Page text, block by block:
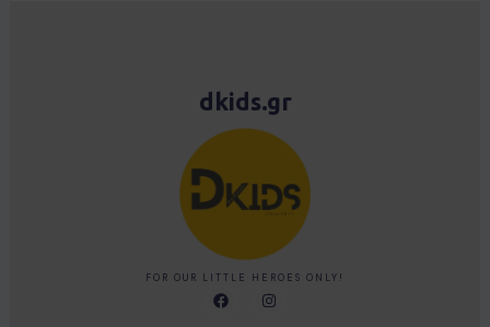
dkids.gr
FOR OUR LITTLE HEROES ONLY!
F
a
I
n